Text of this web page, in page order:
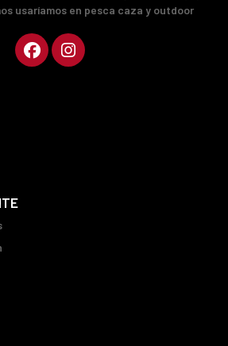
usaríamos en pesca caza y outdoor